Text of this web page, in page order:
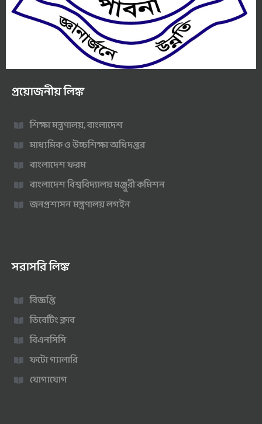
প্রয়োজনীয় লিঙ্ক
শিক্ষা মন্ত্রণালয়, বাংলাদেশ
মাধ্যমিক ও উচ্চশিক্ষা অধিদপ্তর
বাংলাদেশ ফরম
বাংলাদেশ বিশ্ববিদ্যালয় মঞ্জুরী কমিশন
জনপ্রশাসন মন্ত্রণালয় লগইন
সরাসরি লিঙ্ক
বিজ্ঞপ্তি
ডিবেটিং ক্লাব
বিএনসিসি
ফটো গ্যালারি
যোগাযোগ